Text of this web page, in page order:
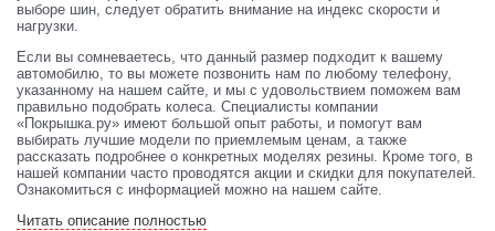
выборе шин, следует обратить внимание на индекс скорости и
нагрузки.
Если вы сомневаетесь, что данный размер подходит к вашему
автомобилю, то вы можете позвонить нам по любому телефону,
указанному на нашем сайте, и мы с удовольствием поможем вам
правильно подобрать колеса. Специалисты компании
«Покрышка.ру» имеют большой опыт работы, и помогут вам
выбирать лучшие модели по приемлемым ценам, а также
рассказать подробнее о конкретных моделях резины. Кроме того, в
нашей компании часто проводятся акции и скидки для покупателей.
Ознакомиться с информацией можно на нашем сайте.
Читать описание полностью